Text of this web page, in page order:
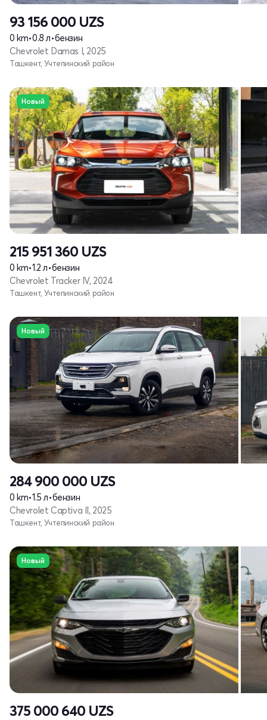
93 156 000 UZS
0 km•0.8 л•бензин
Chevrolet Damas I, 2025
Ташкент, Учтепинский район
Новый
215 951 360 UZS
0 km•1.2 л•бензин
Chevrolet Tracker IV, 2024
Ташкент, Учтепинский район
Новый
284 900 000 UZS
0 km•1.5 л•бензин
Chevrolet Captiva II, 2025
Ташкент, Учтепинский район
Новый
375 000 640 UZS